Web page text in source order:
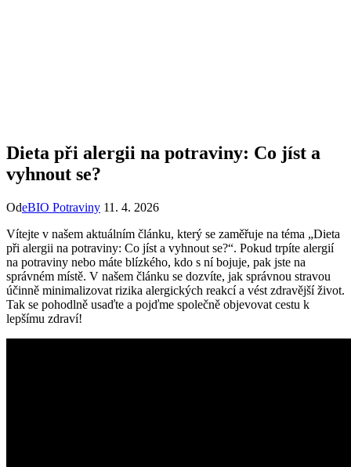
Dieta při alergii na potraviny: Co jíst a
vyhnout se?
OdeBIO Potraviny 11. 4. 2026
Vítejte v našem aktuálním článku, který se zaměřuje na téma „Dieta
při alergii na potraviny: Co jíst a vyhnout se?“. Pokud trpíte alergií
na potraviny nebo máte blízkého, kdo s ní bojuje, pak jste na
správném místě. V našem článku se dozvíte, jak správnou stravou
účinně minimalizovat rizika alergických reakcí a vést zdravější život.
Tak se pohodlně usaďte a pojďme společně objevovat cestu k
lepšímu zdraví!